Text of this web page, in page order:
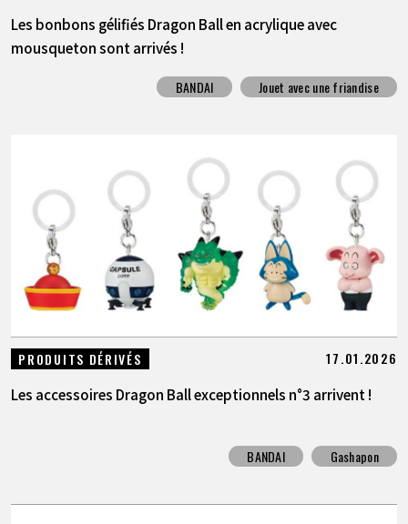
Les bonbons gélifiés Dragon Ball en acrylique avec
mousqueton sont arrivés !
BANDAI Jouet avec une friandise
PRODUITS DÉRIVÉS 17.01.2026
Les accessoires Dragon Ball exceptionnels n°3 arrivent !
BANDAI Gashapon